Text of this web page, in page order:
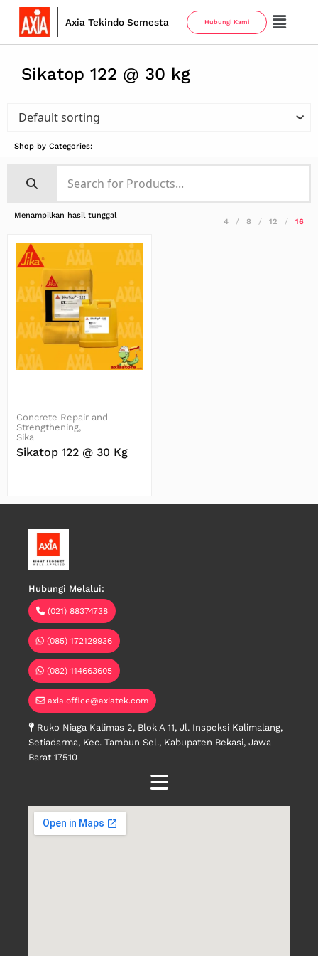
Axia Tekindo Semesta Hubungi Kami
Sikatop 122 @ 30 kg
Shop by Categories:
Menampilkan hasil tunggal
4 8 12 16
Concrete Repair and
Strengthening
Sika
Sikatop 122 @ 30 Kg
Hubungi Melalui:
(021) 88374738
(085) 172129936
(082) 114663605
axia.office@axiatek.com
Ruko Niaga Kalimas 2, Blok A 11, Jl. Inspeksi Kalimalang,
Setiadarma, Kec. Tambun Sel., Kabupaten Bekasi, Jawa
Barat 17510